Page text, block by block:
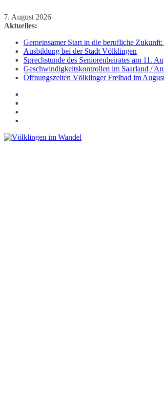
Zum
Inhalt
7. August 2026
Aktuelles:
Gemeinsamer Start in die berufliche
Ausbildung bei der Stadt Völklingen
Sprechstunde des Seniorenbeirates am 11.
Geschwindigkeitskontrollen im Saarland /
Öffnungszeiten Völklinger Freibad im